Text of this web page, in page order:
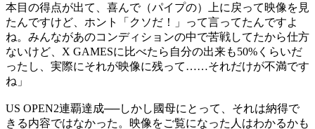
本目の得点が出て、喜んで（パイプの）上に戻って映像を見
たんですけど、ホント「クソだ！」って言ってたんですよ
ね。みんながあのコンディションの中で苦戦してたから仕方
ないけど、X GAMESに比べたら自分の出来も50%くらいだ
ったし、実際にそれが映像に残って……それだけが不満です
ね」
US OPEN2連覇達成──しかし國母にとって、それは納得で
きる内容ではなかった。映像をご覧になった人はわかるかも